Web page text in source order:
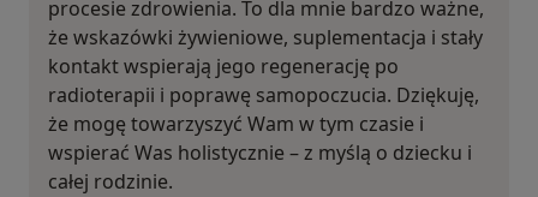
procesie zdrowienia. To dla mnie bardzo ważne,
że wskazówki żywieniowe, suplementacja i stały
kontakt wspierają jego regenerację po
radioterapii i poprawę samopoczucia. Dziękuję,
że mogę towarzyszyć Wam w tym czasie i
wspierać Was holistycznie – z myślą o dziecku i
całej rodzinie.